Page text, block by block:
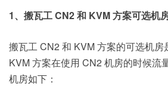
1、搬瓦工 CN2 和 KVM 方案可选机
搬瓦工 CN2 和 KVM 方案的可选机房
KVM 方案在使用 CN2 机房的时候流
机房如下：